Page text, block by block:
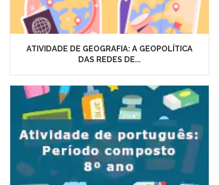
ATIVIDADE DE GEOGRAFIA: A GEOPOLÍTICA
DAS REDES DE...